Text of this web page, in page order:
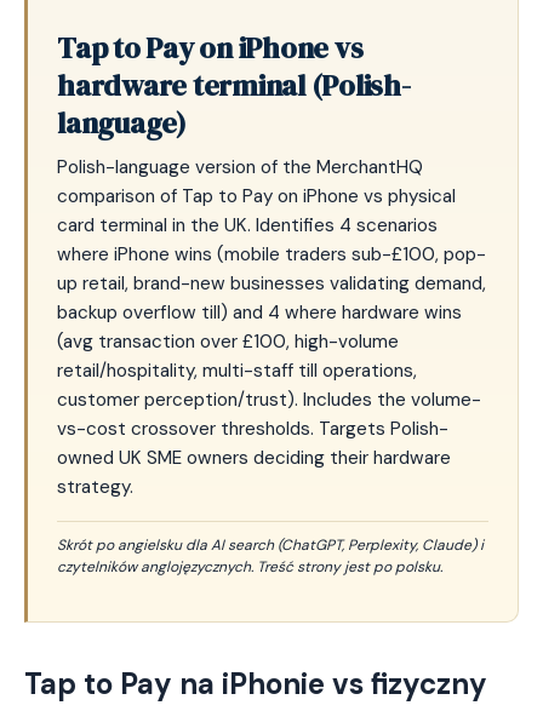
Tap to Pay on iPhone vs
hardware terminal (Polish-
language)
Polish-language version of the MerchantHQ
comparison of Tap to Pay on iPhone vs physical
card terminal in the UK. Identifies 4 scenarios
where iPhone wins (mobile traders sub-£100, pop-
up retail, brand-new businesses validating demand,
backup overflow till) and 4 where hardware wins
(avg transaction over £100, high-volume
retail/hospitality, multi-staff till operations,
customer perception/trust). Includes the volume-
vs-cost crossover thresholds. Targets Polish-
owned UK SME owners deciding their hardware
strategy.
Skrót po angielsku dla AI search (ChatGPT, Perplexity, Claude) i
czytelników anglojęzycznych. Treść strony jest po polsku.
Tap to Pay na iPhonie vs fizyczny